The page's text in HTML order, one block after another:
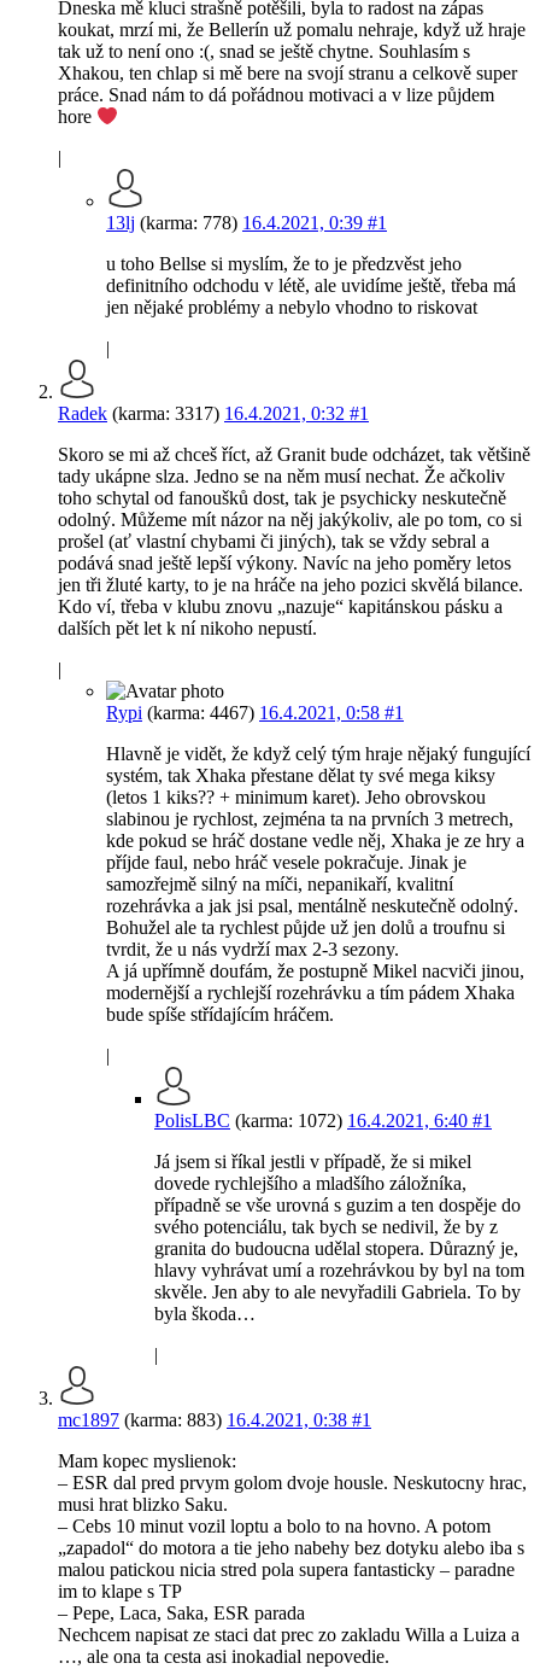
Dneska mě kluci strašně potěšili, byla to radost na zápas
koukat, mrzí mi, že Bellerín už pomalu nehraje, když už hraje
tak už to není ono :(, snad se ještě chytne. Souhlasím s
Xhakou, ten chlap si mě bere na svojí stranu a celkově super
práce. Snad nám to dá pořádnou motivaci a v lize půjdem
hore
|
13lj (karma: 778) 16.4.2021, 0:39 #1
u toho Bellse si myslím, že to je předzvěst jeho
definitního odchodu v létě, ale uvidíme ještě, třeba má
jen nějaké problémy a nebylo vhodno to riskovat
|
Radek (karma: 3317) 16.4.2021, 0:32 #1
Skoro se mi až chceš říct, až Granit bude odcházet, tak většině
tady ukápne slza. Jedno se na něm musí nechat. Že ačkoliv
toho schytal od fanoušků dost, tak je psychicky neskutečně
odolný. Můžeme mít názor na něj jakýkoliv, ale po tom, co si
prošel (ať vlastní chybami či jiných), tak se vždy sebral a
podává snad ještě lepší výkony. Navíc na jeho poměry letos
jen tři žluté karty, to je na hráče na jeho pozici skvělá bilance.
Kdo ví, třeba v klubu znovu „nazuje“ kapitánskou pásku a
dalších pět let k ní nikoho nepustí.
|
Rypi (karma: 4467) 16.4.2021, 0:58 #1
Hlavně je vidět, že když celý tým hraje nějaký fungující
systém, tak Xhaka přestane dělat ty své mega kiksy
(letos 1 kiks?? + minimum karet). Jeho obrovskou
slabinou je rychlost, zejména ta na prvních 3 metrech,
kde pokud se hráč dostane vedle něj, Xhaka je ze hry a
příjde faul, nebo hráč vesele pokračuje. Jinak je
samozřejmě silný na míči, nepanikaří, kvalitní
rozehrávka a jak jsi psal, mentálně neskutečně odolný.
Bohužel ale ta rychlest půjde už jen dolů a troufnu si
tvrdit, že u nás vydrží max 2-3 sezony.
A já upřímně doufám, že postupně Mikel nacviči jinou,
modernější a rychlejší rozehrávku a tím pádem Xhaka
bude spíše střídajícím hráčem.
|
PolisLBC (karma: 1072) 16.4.2021, 6:40 #1
Já jsem si říkal jestli v případě, že si mikel
dovede rychlejšího a mladšího záložníka,
případně se vše urovná s guzim a ten dospěje do
svého potenciálu, tak bych se nedivil, že by z
granita do budoucna udělal stopera. Důrazný je,
hlavy vyhrávat umí a rozehrávkou by byl na tom
skvěle. Jen aby to ale nevyřadili Gabriela. To by
byla škoda…
|
mc1897 (karma: 883) 16.4.2021, 0:38 #1
Mam kopec myslienok:
– ESR dal pred prvym golom dvoje housle. Neskutocny hrac,
musi hrat blizko Saku.
– Cebs 10 minut vozil loptu a bolo to na hovno. A potom
„zapadol“ do motora a tie jeho nabehy bez dotyku alebo iba s
malou patickou nicia stred pola supera fantasticky – paradne
im to klape s TP
– Pepe, Laca, Saka, ESR parada
Nechcem napisat ze staci dat prec zo zakladu Willa a Luiza a
…, ale ona ta cesta asi inokadial nepovedie.